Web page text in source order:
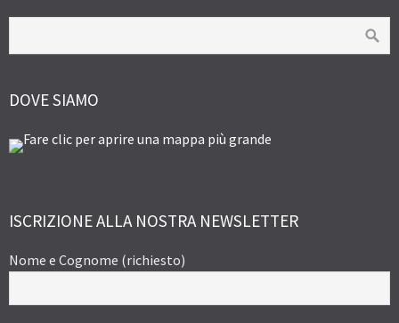
DOVE SIAMO
ISCRIZIONE ALLA NOSTRA NEWSLETTER
Nome e Cognome (richiesto)